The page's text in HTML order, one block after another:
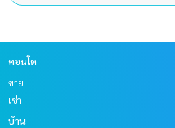
คอนโด
ขาย
เช่า
บ้าน